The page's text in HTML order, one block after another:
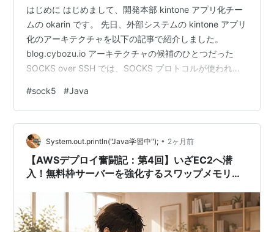
ている。 例えば、JIT (Just In Time) コンパイルや起動
時のフットプリント削減のための Hotspot 技術などが
存在する。
(JRE) が提供されている。 オープンソースの
実装として
オープンソースの Java VM 実装として KAFFEなどが
Java 技術の歴史
はじめに はじめまして、開発本部 kintone アプリ化チー
ムの okarin です。 先日、外部システムの kintone アプリ
化のアーキテクチャを以下の記事で紹介しました。
blog.cybozu.io アーキテクチャの候補のひとつだった
SOCKS over SSH では、SOCKS プロトコルが使われて
が、今回は RFC 1928 で定義された SOCKS5 を扱いま
す。仕様がシンプルで、手を動かしながら学べて面白そ
うだったので、SOCKS サーバーを自作してみました。
SOCKS プロトコルの全体像は以下のようになります（今
回…
#sock5 #Java
System.out.println("Java学習中"); • 2ヶ月前
【AWSデプロイ奮闘記：第4回】いざEC2へ潜
入！無料枠サーバーを強化するスワップメモリ作